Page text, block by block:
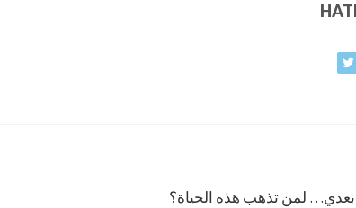
بعدي… لمن تذهب هذه الحياة؟